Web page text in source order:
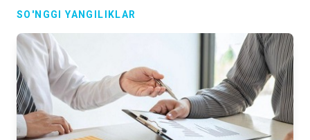
SO'NGGI YANGILIKLAR